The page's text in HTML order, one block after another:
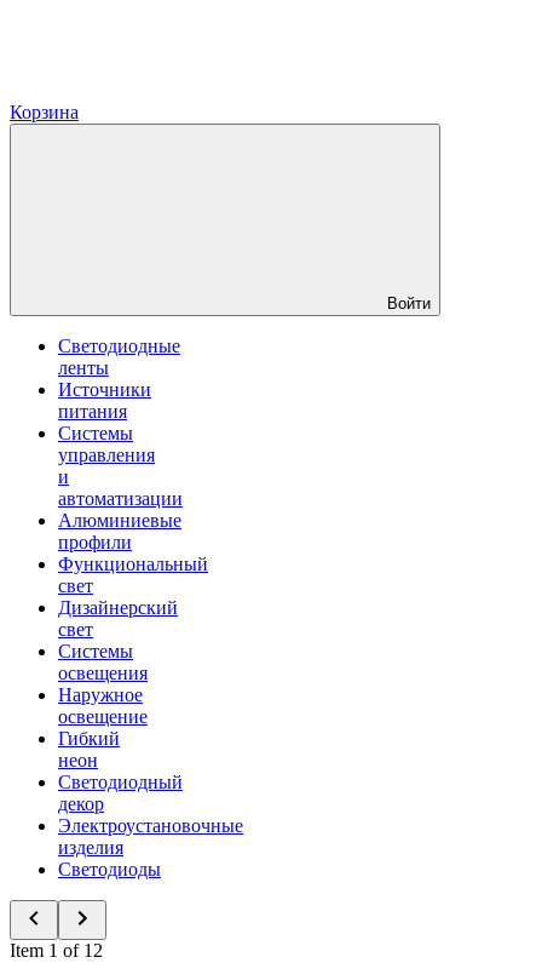
Корзина
Войти
Светодиодные
ленты
Источники
питания
Системы
управления
и
автоматизации
Алюминиевые
профили
Функциональный
свет
Дизайнерский
свет
Системы
освещения
Наружное
освещение
Гибкий
неон
Светодиодный
декор
Электроустановочные
изделия
Светодиоды
Item 1 of 12